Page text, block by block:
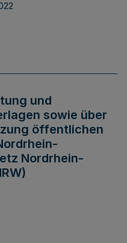
und
sowie über
öffentlichen
Nordrhein-